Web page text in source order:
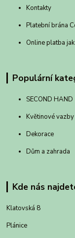
Kontakty
Platební brána
Online platba
Populární
SECOND HAND
Květinové vazby
Dekorace
Dům a zahrada
Kde nás
Klatovská 8
Plánice